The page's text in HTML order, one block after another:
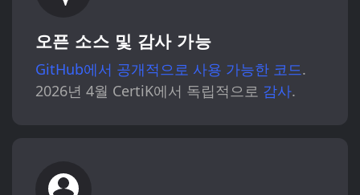
오픈 소스 및 감사 가능
GitHub에서 공개적으로 사용 가능한 코드.
2026년 4월 CertiK에서 독립적으로 감사.